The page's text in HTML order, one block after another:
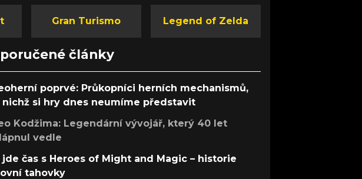
Gran Turismo Legend of Zelda
články
poprvé: Průkopníci herních mechanismů,
nichž si hry dnes neumíme představit
Kodžima: Legendární vývojář, který 40 let
vedle
jde čas s Heroes of Might and Magic – historie
tahovky